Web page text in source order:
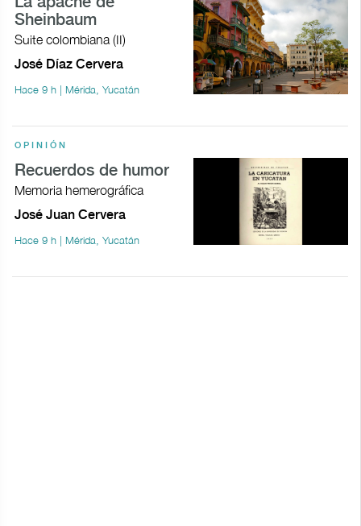
Sheinbaum
Suite colombiana (II)
José Díaz Cervera
Hace 9 h | Mérida, Yucatán
OPINIÓN
Recuerdos de humor
Memoria hemerográfica
José Juan Cervera
Hace 9 h | Mérida, Yucatán